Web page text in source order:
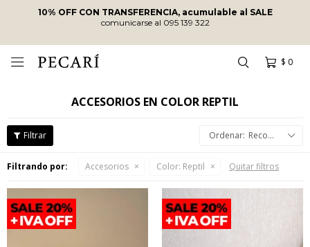
10% OFF CON TRANSFERENCIA, acumulable al SALE
comunicarse al 095 139 322
$ 0

ACCESORIOS EN COLOR REPTIL
Recomendados
Filtrando por: Accesorios Color: Reptil Quitar filtros